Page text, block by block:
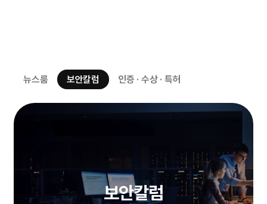
뉴스룸 보안칼럼 인증 · 수상 · 특허
보안칼럼